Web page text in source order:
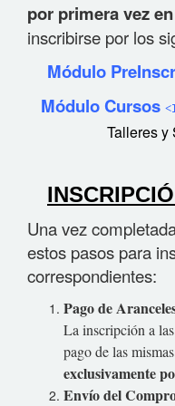
por primera vez
inscribirse por los
Módulo
Módulo Cursos
Talleres y
Una vez
estos pasos para
correspondientes:
Pago de
La inscripción a
pago de las
exclusivamente
Envío del